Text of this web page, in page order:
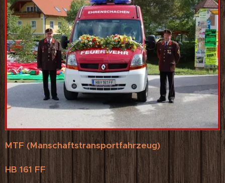
MTF (Manschaftstransportfahrzeug)
HB 161 FF